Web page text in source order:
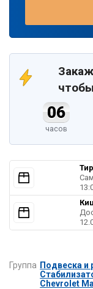
06
часов
Группа Подвеска и
Chevrolet